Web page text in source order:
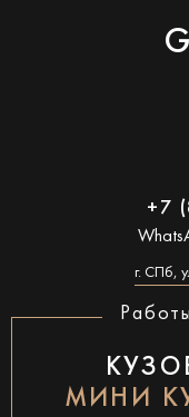
+7
г. СПб,
МИНИ